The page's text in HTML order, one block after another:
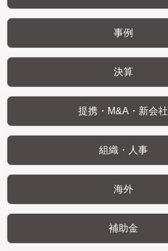
事例
決算
提携・M&A・新会社
組織・人事
海外
補助金